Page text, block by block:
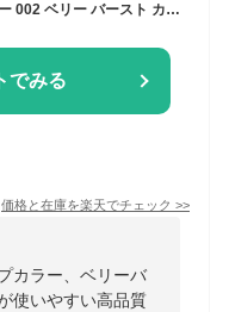
レブロン ジェリー ティント リップカラー 002 ベリー バースト カラーイメージ :ベリーレッド(ブルベ) ティントリップ 日本開発 2.6g
でみる
価格と在庫を楽天でチェック >>
カラー、ベリーバ
使いやすい高品質